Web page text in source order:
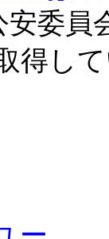
安委
得し